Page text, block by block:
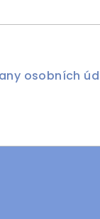
osobních